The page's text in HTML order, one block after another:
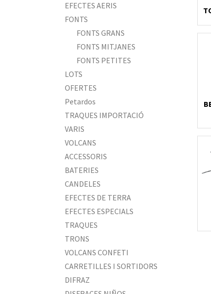
EFECTES AERIS
FONTS
FONTS GRANS
FONTS MITJANES
FONTS PETITES
LOTS
OFERTES
Petardos
TRAQUES IMPORTACIÓ
VARIS
VOLCANS
ACCESSORIS
BATERIES
CANDELES
EFECTES DE TERRA
EFECTES ESPECIALS
TRAQUES
TRONS
VOLCANS CONFETI
CARRETILLES I SORTIDORS
DIFRAZ